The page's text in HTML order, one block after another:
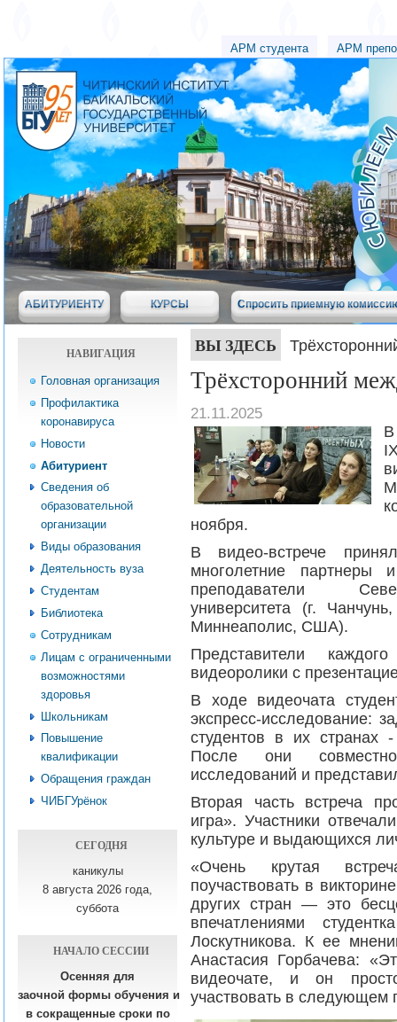
АРМ студента АРМ
АБИТУРИЕНТУ КУРСЫ Спросить приемную
НАВИГАЦИЯ
Головная организация
Профилактика
коронавируса
Новости
Абитуриент
Сведения об
образовательной
организации
Виды образования
Деятельность вуза
Студентам
Библиотека
Сотрудникам
Лицам с ограниченными
возможностями
здоровья
Школьникам
Повышение
квалификации
Обращения граждан
ЧИБГУрёнок
СЕГОДНЯ
каникулы
8 августа 2026 года,
суббота
НАЧАЛО СЕССИИ
Осенняя для
заочной формы обучения и
в сокращенные сроки по
ВЫ ЗДЕСЬ
Трёхсторонний
21.11.2025
В
ноября.
В видео-встрече
многолетние партнеры
преподаватели
университета (г.
Миннеаполис, США).
Представители
видеоролики с
В ходе видеочата
экспресс-исследование:
студентов в их странах
После они совместно
исследований и
Вторая часть встреча
игра». Участники
культуре и выдающихся
«Очень крутая
поучаствовать в
других стран — это
впечатлениями
Лоскутникова. К ее
Анастасия Горбачева:
видеочате, и он
участвовать в следующем